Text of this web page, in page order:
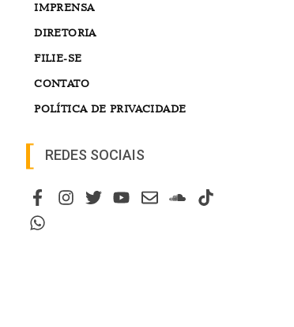
IMPRENSA
DIRETORIA
FILIE-SE
CONTATO
POLÍTICA DE PRIVACIDADE
REDES SOCIAIS